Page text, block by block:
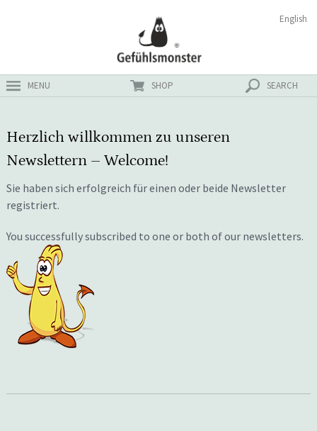
MENU SHOP SEARCH
English
Herzlich willkommen zu unseren
Newslettern – Welcome!
Sie haben sich erfolgreich für einen oder beide Newsletter
registriert.
You successfully subscribed to one or both of our newsletters.